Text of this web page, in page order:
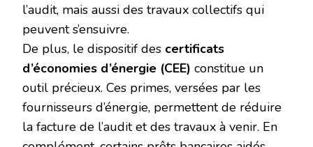
l’audit, mais aussi des travaux collectifs qui
peuvent s’ensuivre.
De plus, le dispositif des certificats
d’économies d’énergie (CEE) constitue un
outil précieux. Ces primes, versées par les
fournisseurs d’énergie, permettent de réduire
la facture de l’audit et des travaux à venir. En